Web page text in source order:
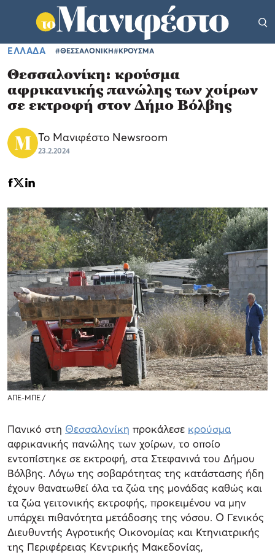
ΕΛΛΑΔΑ #ΘΕΣΣΑΛΟΝΙΚΗ#ΚΡΟΥΣΜΑ
Θεσσαλονίκη: κρούσμα
αφρικανικής πανώλης των χοίρων
σε εκτροφή στον Δήμο Βόλβης
Το Μανιφέστο Newsroom
23.2.2024
ΑΠΕ-ΜΠΕ /
Πανικό στη Θεσσαλονίκη προκάλεσε κρούσμα
αφρικανικής πανώλης των χοίρων, το οποίο
εντοπίστηκε σε εκτροφή, στα Στεφανινά του Δήμου
Βόλβης. Λόγω της σοβαρότητας της κατάστασης ήδη
έχουν θανατωθεί όλα τα ζώα της μονάδας καθώς και
τα ζώα γειτονικής εκτροφής, προκειμένου να μην
υπάρχει πιθανότητα μετάδοσης της νόσου. Ο Γενικός
Διευθυντής Αγροτικής Οικονομίας και Κτηνιατρικής
της Περιφέρειας Κεντρικής Μακεδονίας,